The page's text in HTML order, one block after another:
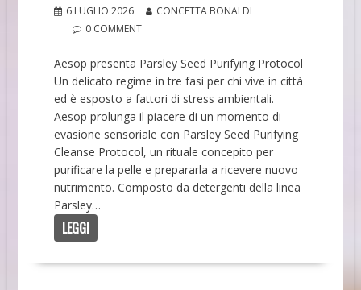
6 LUGLIO 2026
CONCETTA BONALDI
0 COMMENT
Aesop presenta Parsley Seed Purifying Protocol
Un delicato regime in tre fasi per chi vive in città
ed è esposto a fattori di stress ambientali.
Aesop prolunga il piacere di un momento di
evasione sensoriale con Parsley Seed Purifying
Cleanse Protocol, un rituale concepito per
purificare la pelle e prepararla a ricevere nuovo
nutrimento. Composto da detergenti della linea
Parsley…
LEGGI